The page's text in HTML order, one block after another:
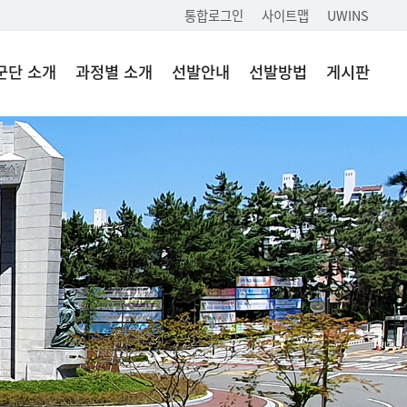
통합로그인 사이트맵 UWINS
단 소개 과정별 소개 선발안내 선발방법 게시판